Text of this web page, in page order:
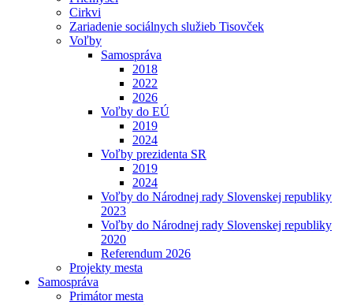
Cirkvi
Zariadenie sociálnych služieb Tisovček
Voľby
Samospráva
2018
2022
2026
Voľby do EÚ
2019
2024
Voľby prezidenta SR
2019
2024
Voľby do Národnej rady Slovenskej republiky
2023
Voľby do Národnej rady Slovenskej republiky
2020
Referendum 2026
Projekty mesta
Samospráva
Primátor mesta